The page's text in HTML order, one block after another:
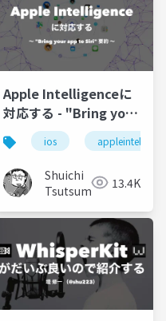
coreml wwdc ios18
Apple Intelligenceに
対応する - "Bring your
app to Siri" 要約
ios
Shuichi
Tsutsumi
13.4K